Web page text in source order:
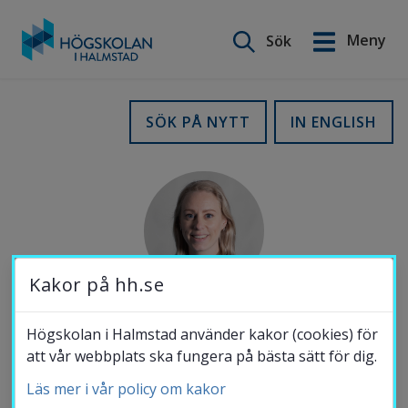
Sök
Meny
IN ENGLISH
SÖK PÅ NYTT
MOBIL
English
Utbildning
Forskning
Samverkan
Om Högskolan
Kakor på hh.se
Högskolan i Halmstad använder kakor (cookies) för
att vår webbplats ska fungera på bästa sätt för dig.
Läs mer i vår policy om kakor